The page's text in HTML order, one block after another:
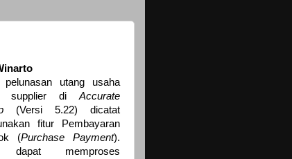
pelunasan utang usaha
supplier diAccurate
(Versi 5.22) dicatat
fitur Pembayaran
(Purchase Payment).
dapat memproses